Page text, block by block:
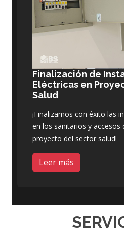
Finalización de
Eléctricas en
Salud
¡Finalizamos con éxito las
en los sanitarios y
proyecto del sector salud!
Leer más